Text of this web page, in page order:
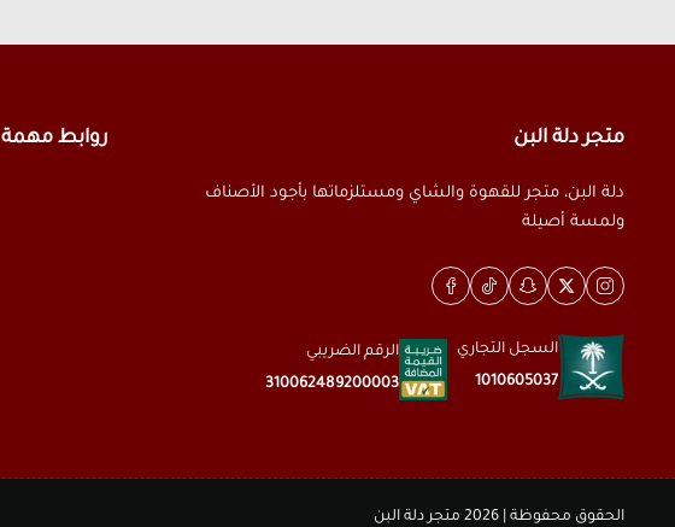
متجر دلة البن
دلة البن، متجر للقهوة والشاي ومستلزماتها بأجود الأصناف
ولمسة أصيلة
السجل التجاري
1010605037
الرقم الضريبي
310062489200003
روابط مهمة
الحقوق محفوظة | 2026 متجر دلة البن